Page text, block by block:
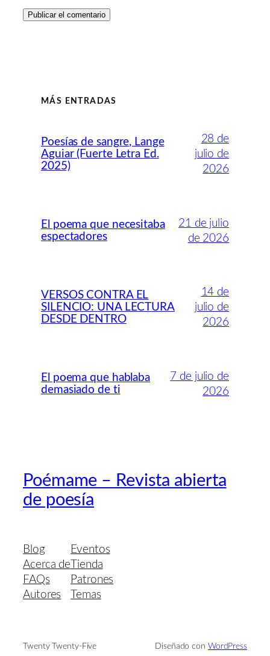
MÁS ENTRADAS
Poesías de sangre, Lange
Aguiar (Fuerte Letra Ed.
2025)
28 de
julio de
2026
El poema que necesitaba
espectadores
21 de julio
de 2026
VERSOS CONTRA EL
SILENCIO: UNA LECTURA
DESDE DENTRO
14 de
julio de
2026
El poema que hablaba
demasiado de ti
7 de julio de
2026
Poémame – Revista abierta
de poesía
Blog
Acerca de
FAQs
Autores
Eventos
Tienda
Patrones
Temas
Twenty Twenty-Five Diseñado con WordPress